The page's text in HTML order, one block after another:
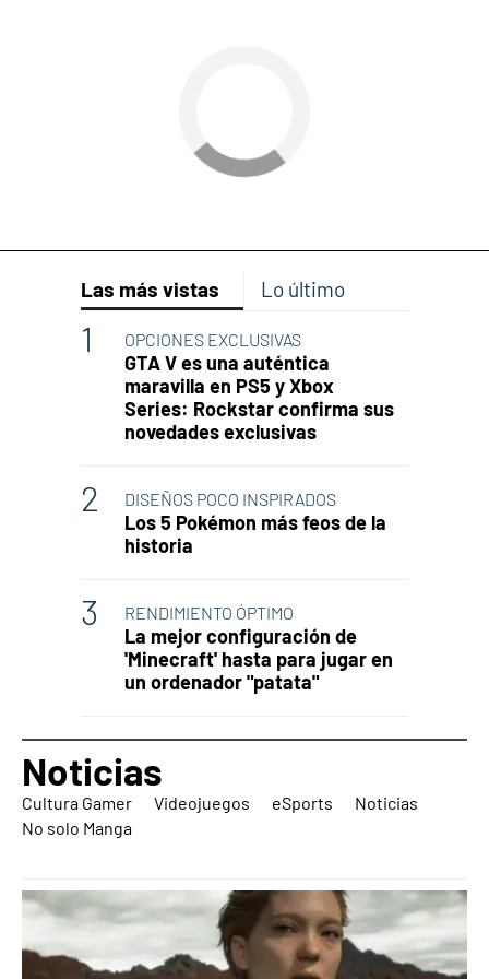
Las más vistas Lo último
OPCIONES EXCLUSIVAS
GTA V es una auténtica
maravilla en PS5 y Xbox
Series: Rockstar confirma sus
novedades exclusivas
DISEÑOS POCO INSPIRADOS
Los 5 Pokémon más feos de la
historia
RENDIMIENTO ÓPTIMO
La mejor configuración de
'Minecraft' hasta para jugar en
un ordenador "patata"
Noticias
Cultura Gamer Videojuegos eSports
Noticias
No solo Manga